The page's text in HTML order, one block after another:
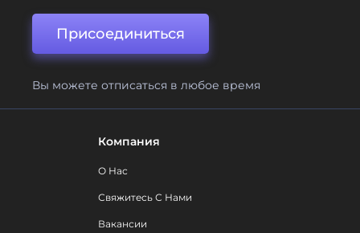
Присоединиться
Вы можете отписаться в любое время
Компания
О Нас
Свяжитесь С Нами
Вакансии